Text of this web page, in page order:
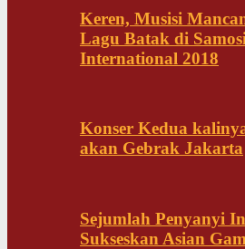
Keren, Musisi
Lagu Batak di
International 2018
Konser Kedua
akan Gebrak Jakarta
Sejumlah Penyanyi
Sukseskan Asian